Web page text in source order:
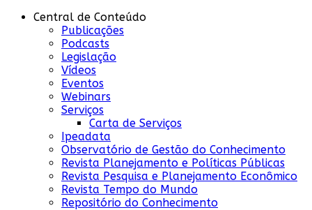
Central de Conteúdo
Publicações
Podcasts
Legislação
Vídeos
Eventos
Webinars
Serviços
Carta de Serviços
Ipeadata
Observatório de Gestão do Conhecimento
Revista Planejamento e Políticas Públicas
Revista Pesquisa e Planejamento Econômico
Revista Tempo do Mundo
Repositório do Conhecimento